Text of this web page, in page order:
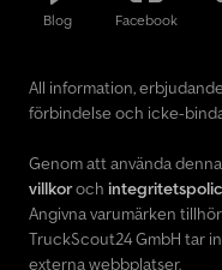
Blog Facebook
All information,
förbindelse och icke-
Genom att använda
villkoroch
Angivna varumärken
TruckScout24 GmbH tar
externa webbplatser.